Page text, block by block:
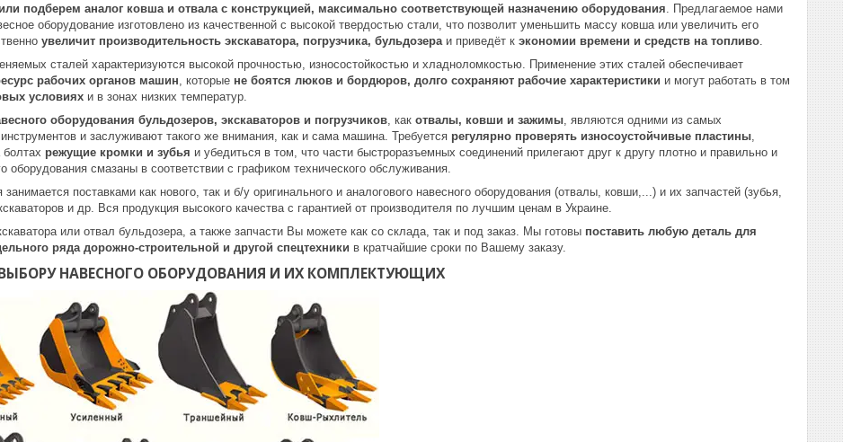
или подберем аналог ковша и отвала с конструкцией, максимально соответствующей назначению оборудования. Предлагаемое нами
оборудование изготовлено из качественной с высокой твердостью стали, что позволит уменьшить массу ковша или увеличить его
увеличит производительность экскаватора, погрузчика, бульдозераи приведёт к экономии времени и средств на топливо.
сталей характеризуются высокой прочностью, износостойкостью и хладноломкостью. Применение этих сталей обеспечивает
рабочих органов машин, которые не боятся люков и бордюров, долго сохраняют рабочие характеристики и могут работать в том
условиях и в зонах низких температур.
оборудования бульдозеров, экскаваторов и погрузчиков, как отвалы, ковши и зажимы, являются одними из самых
и заслуживают такого же внимания, как и сама машина. Требуется регулярно проверять износоустойчивые пластины,
режущие кромки и зубья и убедиться в том, что части быстроразъемных соединений прилегают друг к другу плотно и правильно и
оборудования смазаны в соответствии с графиком технического обслуживания.
поставками как нового, так и б/у оригинального и аналогового навесного оборудования (отвалы, ковши,...) и их запчастей (зубья,
и др. Вся продукция высокого качества с гарантией от производителя по лучшим ценам в Украине.
или отвал бульдозера, а также запчасти Вы можете как со склада, так и под заказ. Мы готовы поставить любую деталь для
ряда дорожно-строительной и другой спецтехники в кратчайшие сроки по Вашему заказу.
ВЫБОРУ НАВЕСНОГО ОБОРУДОВАНИЯ И ИХ КОМПЛЕКТУЮЩИХ